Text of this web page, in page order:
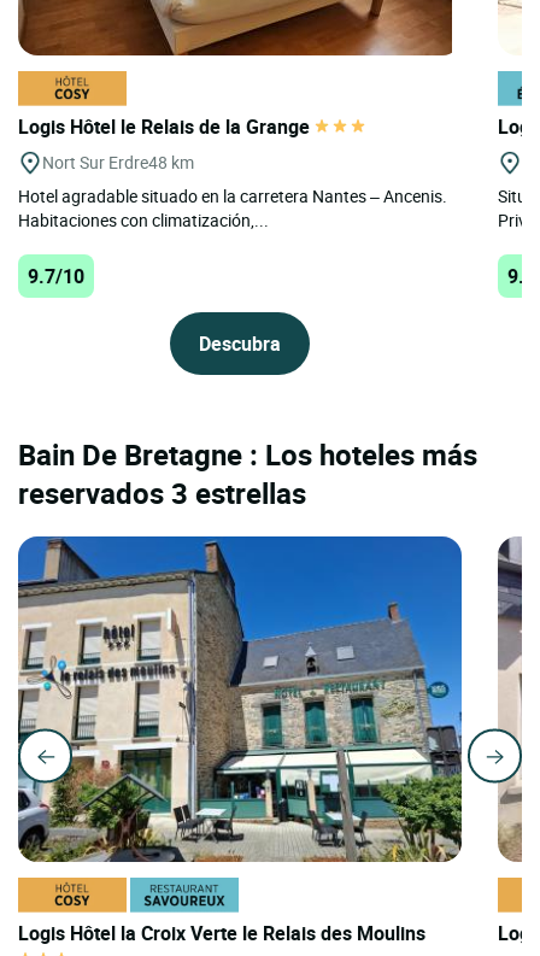
Logis Hôtel le Relais de la Grange
Nort Sur Erdre48 km
Hotel agradable situado en la carretera Nantes – Ancenis.
Habitaciones con climatización,...
9.7/10
Descubra
Bain De Bretagne : Los hoteles más
reservados 3 estrellas
Logis Hôtel la Croix Verte le Relais des Moulins